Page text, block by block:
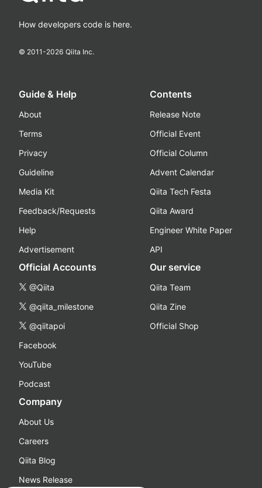
How developers code is here.
© 2011-2026 Qiita Inc.
Guide & Help
About
Terms
Privacy
Guideline
Media Kit
Feedback/Requests
Help
Advertisement
Contents
Release Note
Official Event
Official Column
Advent Calendar
Qiita Tech Festa
Qiita Award
Engineer White Paper
API
Official Accounts
@Qiita
@qiita_milestone
@qiitapoi
Facebook
YouTube
Podcast
Our service
Qiita Team
Qiita Zine
Official Shop
Company
About Us
Careers
Qiita Blog
News Release